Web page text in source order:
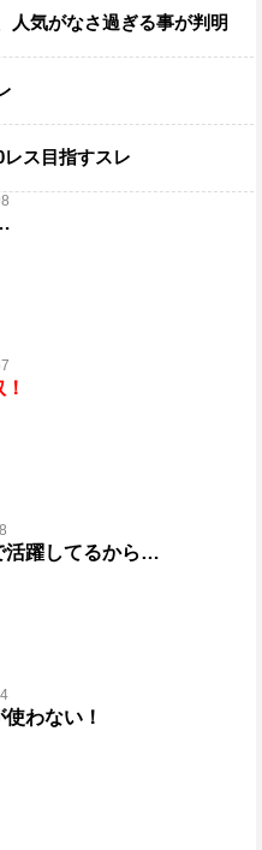
人気がなさ過ぎる事が判明
レス目指すスレ
活躍してるから…
わない！